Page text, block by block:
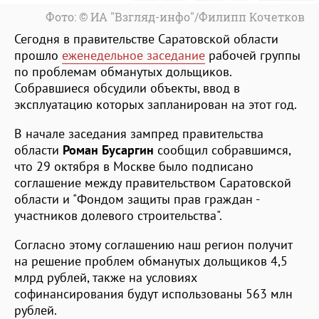
Фото: © ИА "Взгляд-инфо"/Филипп Кочетков
Сегодня в правительстве Саратовской области
прошло еженедельное заседание рабочей группы
по проблемам обманутых дольщиков.
Собравшиеся обсудили объекты, ввод в
эксплуатацию которых запланирован на этот год.
В начале заседания зампред правительства
области Роман Бусаргин сообщил собравшимся,
что 29 октября в Москве было подписано
соглашение между правительством Саратовской
области и "Фондом защиты прав граждан -
участников долевого строительства".
Согласно этому соглашению наш регион получит
на решение проблем обманутых дольщиков 4,5
млрд рублей, также на условиях
софинансирования будут использованы 563 млн
рублей.